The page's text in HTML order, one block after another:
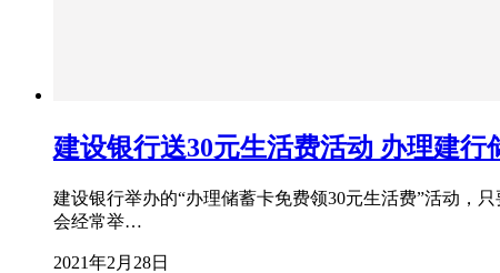
建设银行送30元生活费活动 办理建行
建设银行举办的“办理储蓄卡免费领30元生活费”活动，
会经常举…
2021年2月28日